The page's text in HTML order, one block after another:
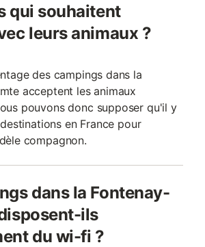
qui souhaitent
leurs animaux ?
des campings dans la
acceptent les animaux
pouvons donc supposer qu'il y
en France pour
compagnon.
dans la Fontenay-
ils
du wi-fi ?